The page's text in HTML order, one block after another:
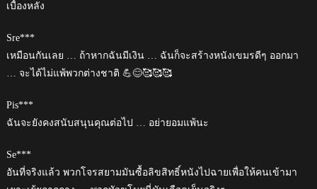
เบื้องหลัง
Sre***
เหมือนกันเลย … ถ้าหากฉันมีเงิน … ฉันก็จะสร้างหนังเขมรดีๆ ออกมา
… จะได้ไม่แพ้พวกต่างชาติ 💪😊🥰🥰🥰
Pis***
ฉันจะยังคงสนับสนุนคุณต่อไป … อย่ายอมแพ้นะ
Se***
อันที่จริงแล้ว พวกโจรสยามมันซื้อลิขสิทธิ์หนังไปฉายเพื่อให้คนเข้ามา